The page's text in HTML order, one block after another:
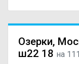
Озерки,
ш22 18 на